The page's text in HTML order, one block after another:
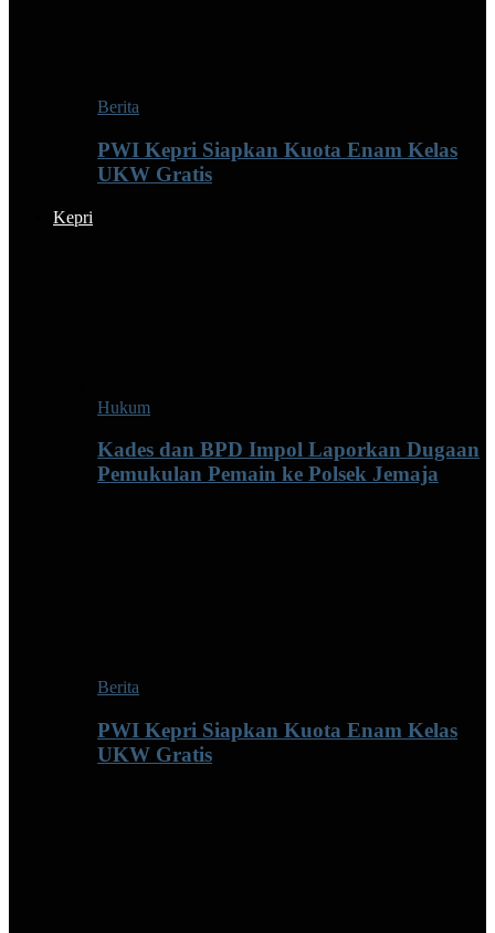
Berita
PWI Kepri Siapkan Kuota Enam Kelas
UKW Gratis
Kepri
Hukum
Kades dan BPD Impol Laporkan Dugaan
Pemukulan Pemain ke Polsek Jemaja
Berita
PWI Kepri Siapkan Kuota Enam Kelas
UKW Gratis